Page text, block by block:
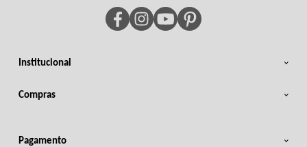
Institucional
Compras
Pagamento